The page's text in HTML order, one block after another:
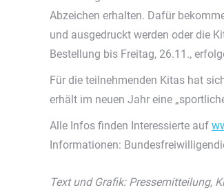
Abzeichen erhalten. Dafür
und ausgedruckt werden oder die
Bestellung bis Freitag, 26.11.,
Für die teilnehmenden Kitas hat
erhält im neuen Jahr eine
Alle Infos finden Interessierte auf
Informationen:
Text und Grafik: Pressemitteilung,